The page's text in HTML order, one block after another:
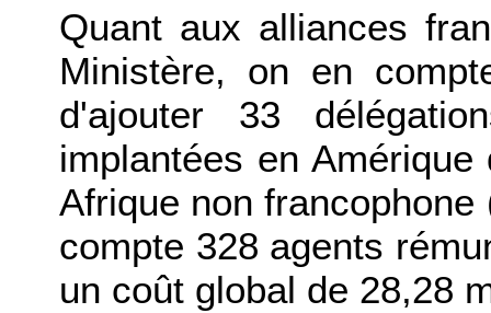
Quant aux alliances
Ministère, on en
d'ajouter 33
implantées en
Afrique non
compte 328 agents
un coût global de 28,28